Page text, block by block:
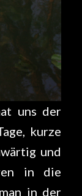
uns der
kurze
und
in die
in der